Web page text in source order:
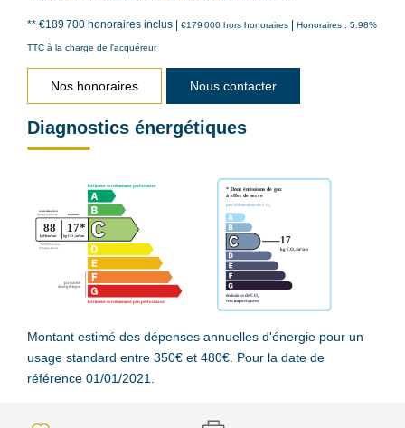
** €189 700 honoraires inclus | €179 000 hors honoraires | Honoraires : 5.98%
TTC à la charge de l'acquéreur
Nos honoraires Nous contacter
Diagnostics énergétiques
Montant estimé des dépenses annuelles d'énergie pour un
usage standard entre 350€ et 480€. Pour la date de
référence 01/01/2021.